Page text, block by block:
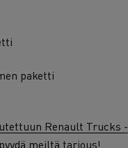
paketti
Renault Trucks -
meiltä tarjous!